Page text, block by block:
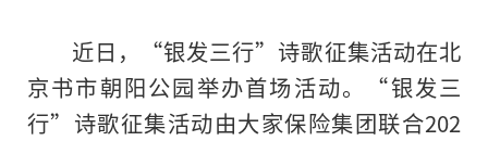
近日，“银发三行”诗歌征集活动在北
京书市朝阳公园举办首场活动。“银发三
行”诗歌征集活动由大家保险集团联合202